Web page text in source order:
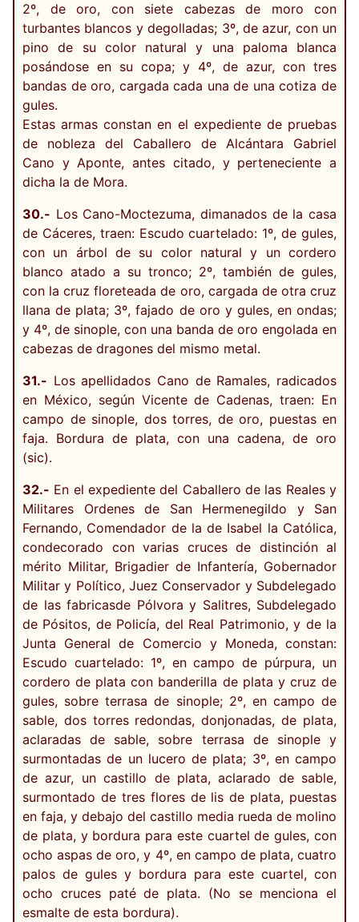
2º, de oro, con siete cabezas de moro con
turbantes blancos y degolladas; 3º, de azur, con un
pino de su color natural y una paloma blanca
posándose en su copa; y 4º, de azur, con tres
bandas de oro, cargada cada una de una cotiza de
gules.
Estas armas constan en el expediente de pruebas
de nobleza del Caballero de Alcántara Gabriel
Cano y Aponte, antes citado, y perteneciente a
dicha la de Mora.
30.- Los Cano-Moctezuma, dimanados de la casa
de Cáceres, traen: Escudo cuartelado: 1º, de gules,
con un árbol de su color natural y un cordero
blanco atado a su tronco; 2º, también de gules,
con la cruz floreteada de oro, cargada de otra cruz
llana de plata; 3º, fajado de oro y gules, en ondas;
y 4º, de sinople, con una banda de oro engolada en
cabezas de dragones del mismo metal.
31.- Los apellidados Cano de Ramales, radicados
en México, según Vicente de Cadenas, traen: En
campo de sinople, dos torres, de oro, puestas en
faja. Bordura de plata, con una cadena, de oro
(sic).
32.- En el expediente del Caballero de las Reales y
Militares Ordenes de San Hermenegildo y San
Fernando, Comendador de la de Isabel la Católica,
condecorado con varias cruces de distinción al
mérito Militar, Brigadier de Infantería, Gobernador
Militar y Político, Juez Conservador y Subdelegado
de las fabricasde Pólvora y Salitres, Subdelegado
de Pósitos, de Policía, del Real Patrimonio, y de la
Junta General de Comercio y Moneda, constan:
Escudo cuartelado: 1º, en campo de púrpura, un
cordero de plata con banderilla de plata y cruz de
gules, sobre terrasa de sinople; 2º, en campo de
sable, dos torres redondas, donjonadas, de plata,
aclaradas de sable, sobre terrasa de sinople y
surmontadas de un lucero de plata; 3º, en campo
de azur, un castillo de plata, aclarado de sable,
surmontado de tres flores de lis de plata, puestas
en faja, y debajo del castillo media rueda de molino
de plata, y bordura para este cuartel de gules, con
ocho aspas de oro, y 4º, en campo de plata, cuatro
palos de gules y bordura para este cuartel, con
ocho cruces paté de plata. (No se menciona el
esmalte de esta bordura).